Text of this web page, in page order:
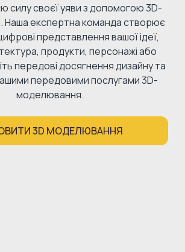
силу своєї уяви з допомогою 3D-
експертна команда створює
представлення вашої ідеї,
продукти, персонажі або
передові досягнення дизайну та
передовими послугами 3D-
моделювання.
3D МОДЕЛЮВАННЯ